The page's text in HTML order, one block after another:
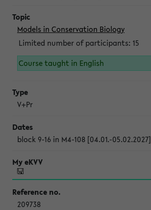
Models in Conservation Biology
Limited number of participants: 15
Course taught in English
V+Pr
block 9-16 in M4-108 [04.01.-05.02.2027]
209738